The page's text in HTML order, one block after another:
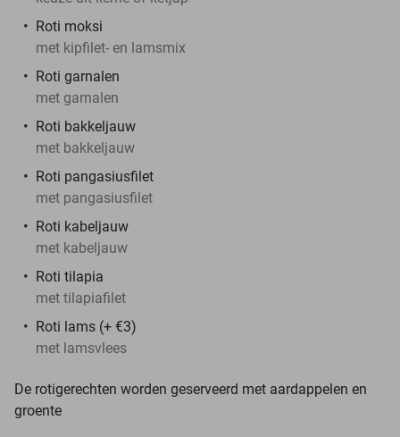
Roti moksi
met kipfilet- en lamsmix
Roti garnalen
met garnalen
Roti bakkeljauw
met bakkeljauw
Roti pangasiusfilet
met pangasiusfilet
Roti kabeljauw
met kabeljauw
Roti tilapia
met tilapiafilet
Roti lams (+ €3)
met lamsvlees
De rotigerechten worden geserveerd met aardappelen en
groente